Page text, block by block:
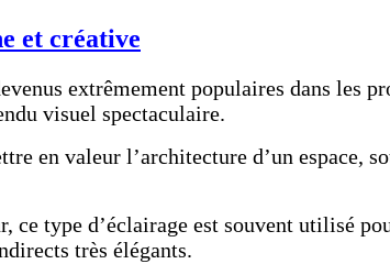
et créative
extrêmement populaires dans les
visuel spectaculaire.
en valeur l’architecture d’un espace,
ce type d’éclairage est souvent utilisé
très élégants.